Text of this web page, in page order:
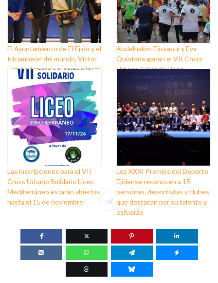
El Ayuntamiento de El Ejido y el
tricampeón del mundo, Víctor
Fernández, renuevan su alianza
para seguir promocionando las
bondades del municipio por el
mundo
Abdelhakim Elissaoui y Eva
Quintana ganan el VII Cross
Urbano Solidario Liceo
Mediterráneo
Las inscripciones para el VII
Cross Urbano Solidario Liceo
Mediterráneo estarán abiertas
hasta el 15 de noviembre
Los XXXI Premios del Deporte
Ejidense reconocen a 15
personas, deportistas y clubes
que destacan por su talento y
esfuerzo